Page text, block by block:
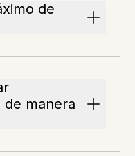
de
manera